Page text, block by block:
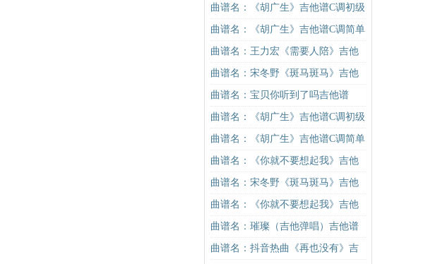
曲谱名：《胡广生》吉他谱C调初级
进阶版（酷音小伟吉他弹唱教学）
吉他谱
曲谱名：《胡广生》吉他谱C调简单
版（酷音小伟吉他弹唱教学）吉他
谱
曲谱名：王力宏《需要人陪》吉他
谱C调原版（酷音小伟吉他教学）吉
他谱
曲谱名：宋冬野《斑马斑马》吉他
谱C调简单版（酷音小伟吉他教学）
吉他谱
曲谱名：宝贝你听到了吗吉他谱
曲谱名：《胡广生》吉他谱C调初级
进阶版（酷音小伟吉他弹唱教学）
吉他谱
曲谱名：《胡广生》吉他谱C调简单
版（酷音小伟吉他弹唱教学）吉他
谱
曲谱名：《你就不要想起我》吉他
谱C调简单版吉他谱
曲谱名：宋冬野《斑马斑马》吉他
谱G调初级进阶版（酷音小伟吉他教
学）吉他谱
曲谱名：《你就不要想起我》吉他
谱C调简单版吉他谱
曲谱名：璀璨（吉他弹唱）吉他谱
曲谱名：抖音热曲《再也没有》吉